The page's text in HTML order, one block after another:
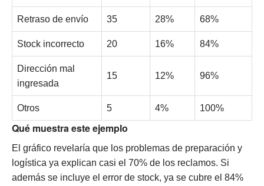
Retraso de envío 35 28% 68%
Stock incorrecto 20 16% 84%
Dirección mal
ingresada
15 12% 96%
Otros 5 4% 100%
Qué muestra este ejemplo
El gráfico revelaría que los problemas de preparación y
logística ya explican casi el 70% de los reclamos. Si
además se incluye el error de stock, ya se cubre el 84%